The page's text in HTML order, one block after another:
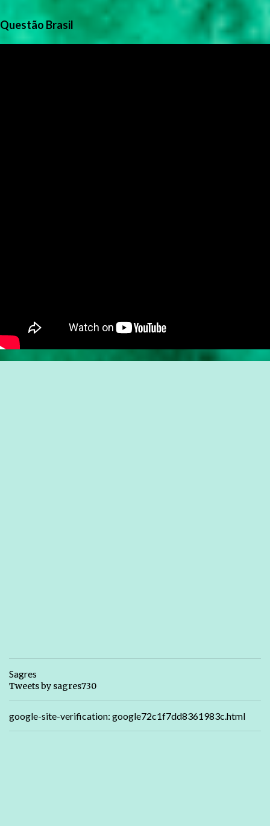
Questão Brasil
Sagres
Tweets by sagres730
google-site-verification: google72c1f7dd8361983c.html